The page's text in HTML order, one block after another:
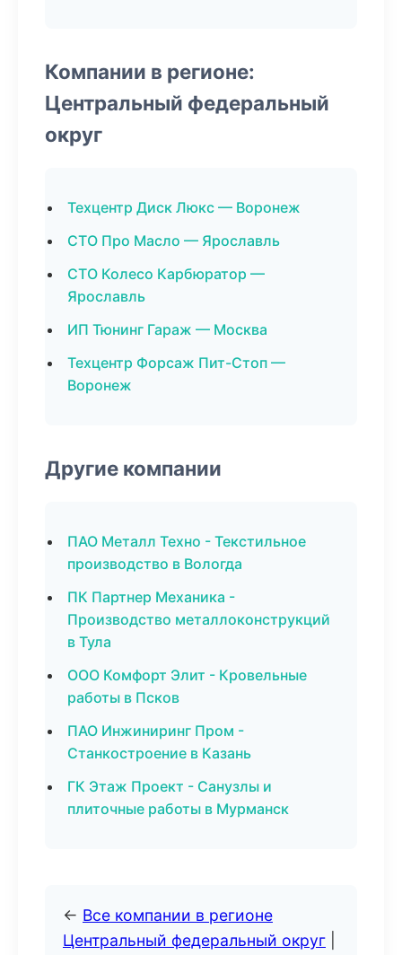
Компании в регионе:
Центральный федеральный
округ
Техцентр Диск Люкс — Воронеж
СТО Про Масло — Ярославль
СТО Колесо Карбюратор —
Ярославль
ИП Тюнинг Гараж — Москва
Техцентр Форсаж Пит-Стоп —
Воронеж
Другие компании
ПАО Металл Техно - Текстильное
производство в Вологда
ПК Партнер Механика -
Производство металлоконструкций
в Тула
ООО Комфорт Элит - Кровельные
работы в Псков
ПАО Инжиниринг Пром -
Станкостроение в Казань
ГК Этаж Проект - Санузлы и
плиточные работы в Мурманск
← Все компании в регионе
Центральный федеральный округ